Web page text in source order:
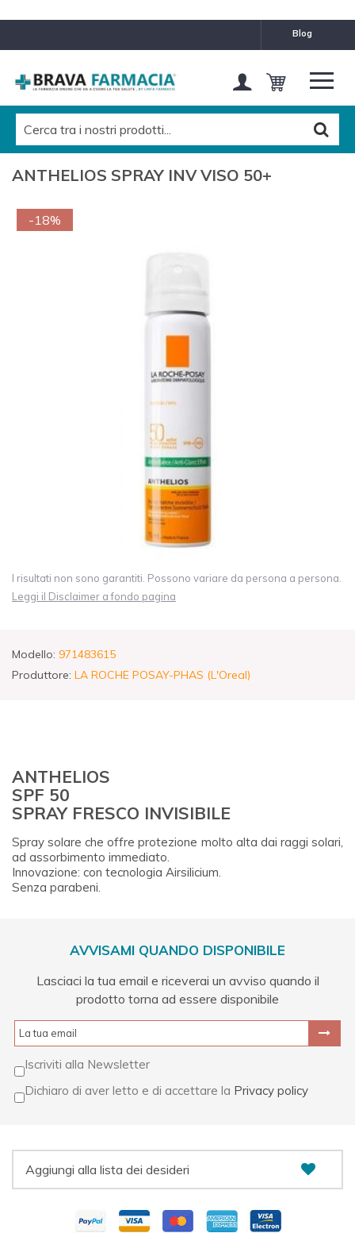
blog
ANTHELIOS SPRAY INV VISO 50+
-18%
I risultati non sono garantiti. Possono variare da persona a persona.
Leggi il Disclaimer a fondo pagina
Modello: 971483615
Produttore: LA ROCHE POSAY-PHAS (L'Oreal)
ANTHELIOS
SPF 50
SPRAY FRESCO INVISIBILE
Spray solare che offre protezione molto alta dai raggi solari,
ad assorbimento immediato.
Innovazione: con tecnologia Airsilicium.
Senza parabeni.
AVVISAMI QUANDO DISPONIBILE
Lasciaci la tua email e riceverai un avviso quando il
prodotto torna ad essere disponibile
Iscriviti alla Newsletter
Dichiaro di aver letto e di accettare la Privacy policy
Aggiungi alla lista dei desideri